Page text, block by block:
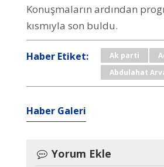
Konuşmaların ardından
kısmıyla son buldu.
Haber Etiket: Ak parti
Abdulahat
Haber Galeri
Yorum Ekle